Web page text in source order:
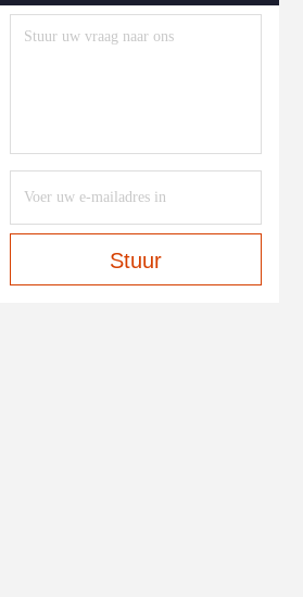
Stuur